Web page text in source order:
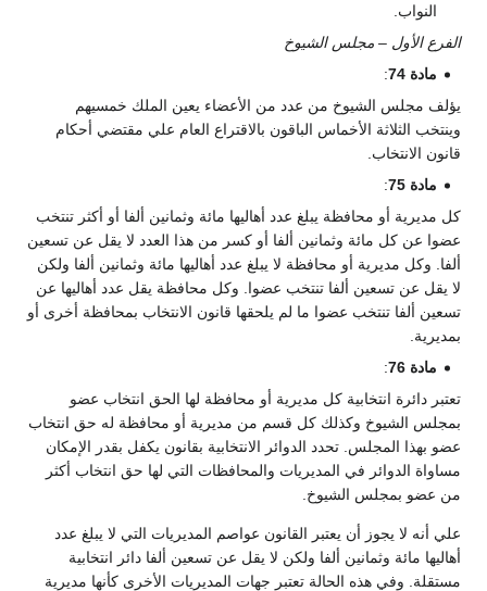
النواب.
الفرع الأول – مجلس الشيوخ
مادة 74
:
يؤلف مجلس الشيوخ من عدد من الأعضاء يعين الملك خمسيهم
وينتخب الثلاثة الأخماس الباقون بالاقتراع العام علي مقتضي أحكام
قانون الانتخاب.
مادة 75
:
كل مديرية أو محافظة يبلغ عدد أهاليها مائة وثمانين ألفا أو أكثر تنتخب
عضوا عن كل مائة وثمانين ألفا أو كسر من هذا العدد لا يقل عن تسعين
ألفا. وكل مديرية أو محافظة لا يبلغ عدد أهاليها مائة وثمانين ألفا ولكن
لا يقل عن تسعين ألفا تنتخب عضوا. وكل محافظة يقل عدد أهاليها عن
تسعين ألفا تنتخب عضوا ما لم يلحقها قانون الانتخاب بمحافظة أخرى أو
بمديرية.
مادة 76
:
تعتبر دائرة انتخابية كل مديرية أو محافظة لها الحق انتخاب عضو
بمجلس الشيوخ وكذلك كل قسم من مديرية أو محافظة له حق انتخاب
عضو بهذا المجلس. تحدد الدوائر الانتخابية بقانون يكفل بقدر الإمكان
مساواة الدوائر في المديريات والمحافظات التي لها حق انتخاب أكثر
من عضو بمجلس الشيوخ.
علي أنه لا يجوز أن يعتبر القانون عواصم المديريات التي لا يبلغ عدد
أهاليها مائة وثمانين ألفا ولكن لا يقل عن تسعين ألفا دائر انتخابية
مستقلة. وفي هذه الحالة تعتبر جهات المديريات الأخرى كأنها مديرية